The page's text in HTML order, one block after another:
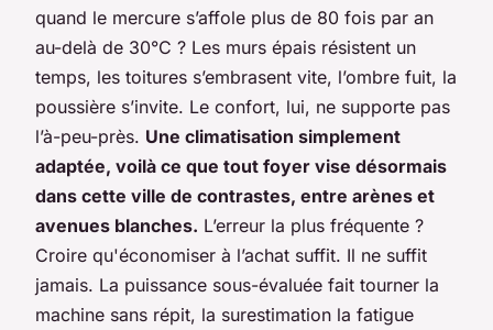
quand le mercure s’affole plus de 80 fois par an
au-delà de 30°C ? Les murs épais résistent un
temps, les toitures s’embrasent vite, l’ombre fuit, la
poussière s’invite. Le confort, lui, ne supporte pas
l’à-peu-près. Une climatisation simplement
adaptée, voilà ce que tout foyer vise désormais
dans cette ville de contrastes, entre arènes et
avenues blanches. L’erreur la plus fréquente ?
Croire qu'économiser à l’achat suffit. Il ne suffit
jamais. La puissance sous-évaluée fait tourner la
machine sans répit, la surestimation la fatigue